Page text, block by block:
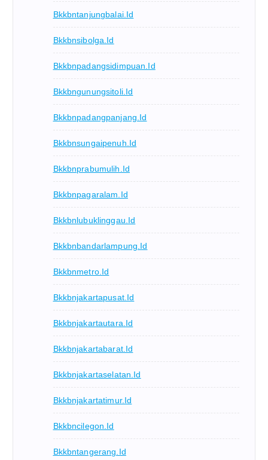
Bkkbntanjungbalai.id
Bkkbnsibolga.id
Bkkbnpadangsidimpuan.id
Bkkbngunungsitoli.id
Bkkbnpadangpanjang.id
Bkkbnsungaipenuh.id
Bkkbnprabumulih.id
Bkkbnpagaralam.id
Bkkbnlubuklinggau.id
Bkkbnbandarlampung.id
Bkkbnmetro.id
Bkkbnjakartapusat.id
Bkkbnjakartautara.id
Bkkbnjakartabarat.id
Bkkbnjakartaselatan.id
Bkkbnjakartatimur.id
Bkkbncilegon.id
Bkkbntangerang.id